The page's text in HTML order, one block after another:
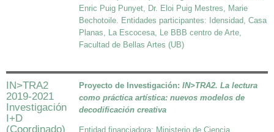
Enric Puig Punyet, Dr. Eloi Puig Mestres, Marie
Bechotoile. Entidades participantes: Idensidad, Casa
Planas, La Escocesa, Le BBB centro de Arte,
Facultad de Bellas Artes (UB)
IN>TRA2
2019-2021
Investigación
I+D
(Coordinado)
Proyecto de Investigación: IN>TRA2. La lectura
como práctica artística: nuevos modelos de
decodificación creativa
Entidad financiadora: Ministerio de Ciencia,